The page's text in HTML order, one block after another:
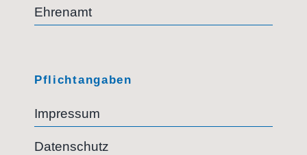
Ehrenamt
Pflichtangaben
Impressum
Datenschutz